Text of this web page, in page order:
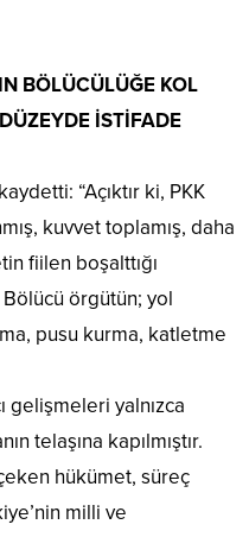
BÖLÜCÜLÜĞE KOL
İSTİFADE
“Açıktır ki, PKK
kuvvet toplamış, daha
fiilen boşalttığı
örgütün; yol
pusu kurma, katletme
gelişmeleri yalnızca
telaşına kapılmıştır.
hükümet, süreç
milli ve